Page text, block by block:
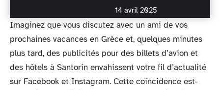
14 avril 2025
Imaginez que vous discutez avec un ami de vos
prochaines vacances en Grèce et, quelques minutes
plus tard, des publicités pour des billets d’avion et
des hôtels à Santorin envahissent votre fil d’actualité
sur Facebook et Instagram. Cette coïncidence est-